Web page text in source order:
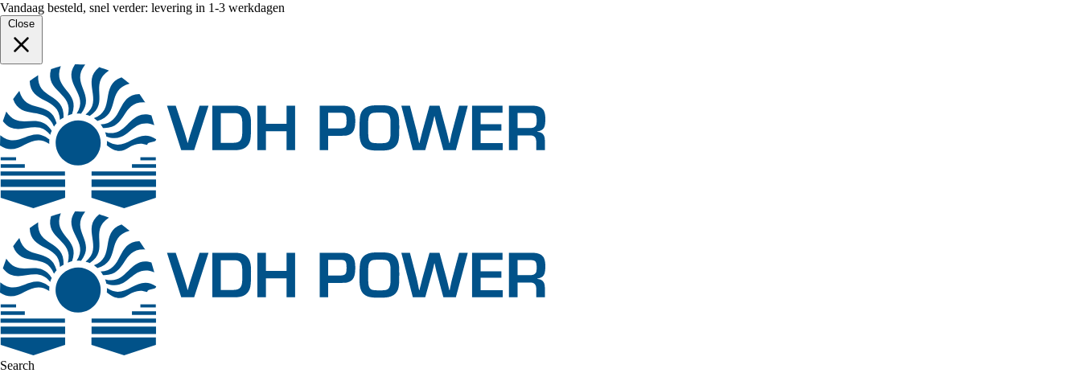
Vandaag besteld, snel verder: levering in 1-3 werkdagen
Close
Search